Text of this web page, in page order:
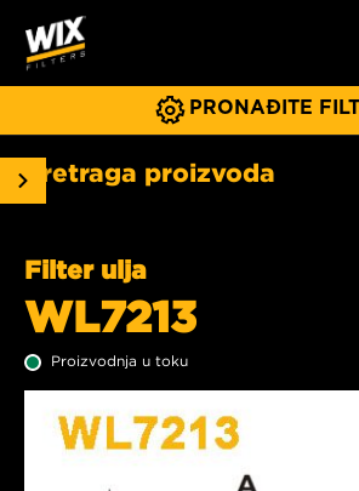
PRONAĐITE
Pretraga proizvoda
Filter ulja
WL7213
Proizvodnja u toku